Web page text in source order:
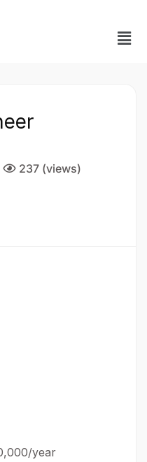
237 (views)
year